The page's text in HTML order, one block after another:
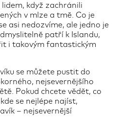
když zachránili
v mlze a tmě. Co je
asi nedozvíme, ale jedno je
patří k Islandu,
i takovým fantastickým
se můžete pustit do
nejsevernějšího
Pokud chcete vědět, co
se nejlépe najíst,
– nejsevernější